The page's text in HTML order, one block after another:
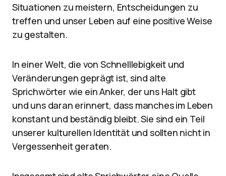
Situationen zu meistern, Entscheidungen zu
treffen und unser Leben auf eine positive Weise
zu gestalten.
In einer Welt, die von Schnelllebigkeit und
Veränderungen geprägt ist, sind alte
Sprichwörter wie ein Anker, der uns Halt gibt
und uns daran erinnert, dass manches im Leben
konstant und beständig bleibt. Sie sind ein Teil
unserer kulturellen Identität und sollten nicht in
Vergessenheit geraten.